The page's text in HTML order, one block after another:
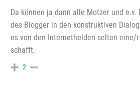
Da können ja dann alle Motzer und
des Blogger in den konstruktiven
es von den Internethelden selten eine/
schafft.
2